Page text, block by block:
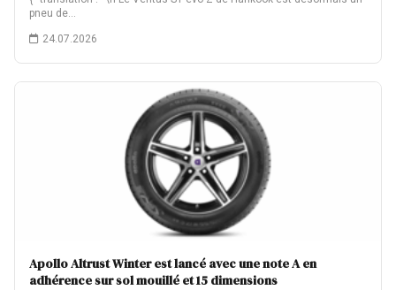
pneu de…
24.07.2026
Apollo Altrust Winter est lancé avec une note A en
adhérence sur sol mouillé et 15 dimensions